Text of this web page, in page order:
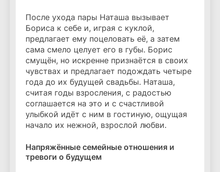
После ухода пары Наташа вызывает
Бориса к себе и, играя с куклой,
предлагает ему поцеловать её, а затем
сама смело целует его в губы. Борис
смущён, но искренне признаётся в своих
чувствах и предлагает подождать четыре
года до их будущей свадьбы. Наташа,
считая годы взросления, с радостью
соглашается на это и с счастливой
улыбкой идёт с ним в гостиную, ощущая
начало их нежной, взрослой любви.
Напряжённые семейные отношения и
тревоги о будущем